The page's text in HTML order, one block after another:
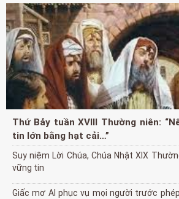
Thứ Bảy tuần XVIII Thường niên:
tin lớn bằng hạt cải…”
Suy niệm Lời Chúa, Chúa Nhật XIX
vững tin
Giấc mơ AI phục vụ mọi người trước